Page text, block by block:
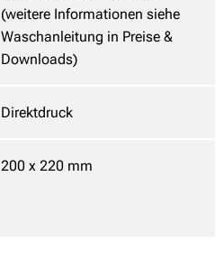
(weitere Informationen siehe
Waschanleitung in Preise &
Downloads)
Direktdruck
200 x 220 mm